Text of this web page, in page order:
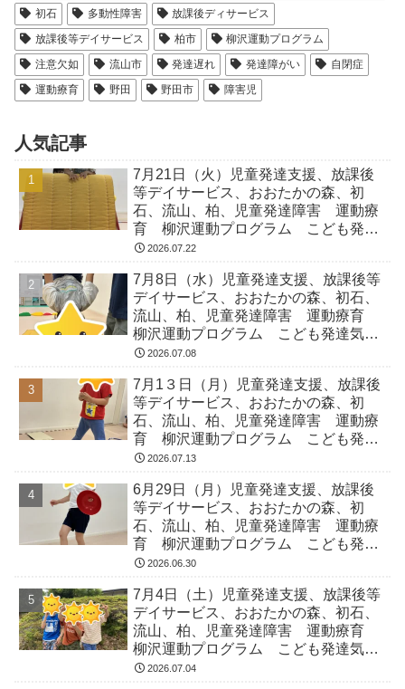
初石
多動性障害
放課後ディサービス
放課後等デイサービス
柏市
柳沢運動プログラム
注意欠如
流山市 発達遅れ 発達障がい
自閉症
運動療育
野田 野田市 障害児
人気記事
7月21日（火）児童発達支援、放課後
等デイサービス、おおたかの森、初
石、流山、柏、児童発達障害 運動療
育 柳沢運動プログラム こども発達
気になる 発達障害 放デイ 自閉
2026.07.22
7月8日（水）児童発達支援、放課後等
デイサービス、おおたかの森、初石、
流山、柏、児童発達障害 運動療育
柳沢運動プログラム こども発達気に
なる 発達障害 放デイ 自閉症
2026.07.08
7月1３日（月）児童発達支援、放課後
等デイサービス、おおたかの森、初
石、流山、柏、児童発達障害 運動療
育 柳沢運動プログラム こども発達
気になる 発達障害 放デイ 自閉
2026.07.13
6月29日（月）児童発達支援、放課後
等デイサービス、おおたかの森、初
石、流山、柏、児童発達障害 運動療
育 柳沢運動プログラム こども発達
気になる 発達障害 放デイ 自閉
2026.06.30
7月4日（土）児童発達支援、放課後等
デイサービス、おおたかの森、初石、
流山、柏、児童発達障害 運動療育
柳沢運動プログラム こども発達気に
なる 発達障害 放デイ 自閉症
2026.07.04